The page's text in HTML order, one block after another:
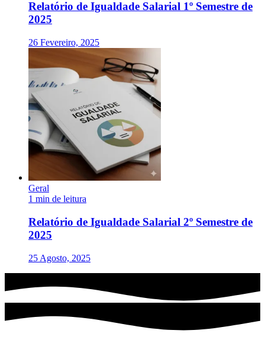
Relatório de Igualdade Salarial 1º Semestre de
2025
26 Fevereiro, 2025
Geral
1 min de leitura
Relatório de Igualdade Salarial 2º Semestre de
2025
25 Agosto, 2025